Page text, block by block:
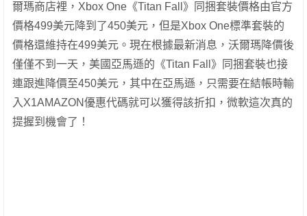
爾瑪商店裡，Xbox One《Titan Fall》同捆套裝價格由官方
價格499美元降到了450美元，但是Xbox One標準套裝的
價格還維持在499美元。現在根據最新消息，沃爾瑪降價後
僅僅不到一天，美國亞馬遜的《Titan Fall》同捆套裝也接
連跟進降價至450美元，其中在亞馬遜，只需要在結帳時輸
入X1AMAZON優惠代碼就可以獲得該折扣，微軟這次真的
提握到機會了！